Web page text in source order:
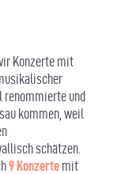
Konzerte mit
renommierte und
kommen, weil
schätzen.
9 Konzertemit